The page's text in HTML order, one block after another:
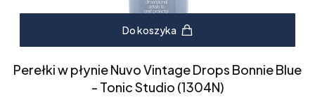
Do koszyka
Perełki w płynie Nuvo Vintage Drops Bonnie Blue
- Tonic Studio (1304N)